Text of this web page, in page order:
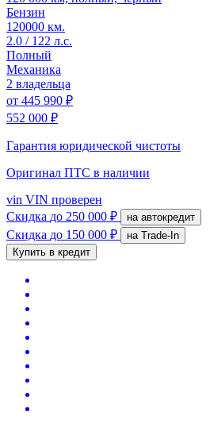
Бензин
120000 км.
2.0 / 122 л.с.
Полный
Механика
2 владельца
от 445 990 ₽
552 000 ₽
Гарантия юридической чистоты
Оригинал ПТС в наличии
vin VIN проверен
Скидка до 250 000 ₽ на автокредит
Скидка до 150 000 ₽
на Trade-In
Купить в кредит